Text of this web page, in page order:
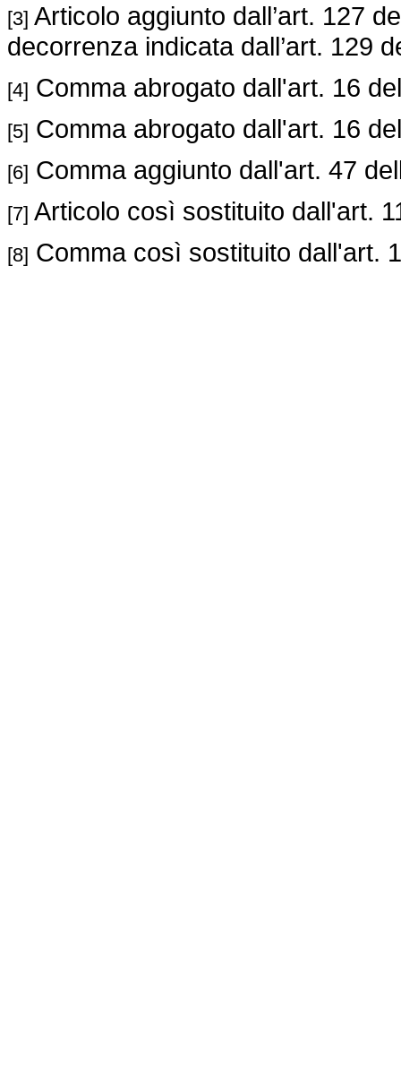
[3] Articolo aggiunto dall’art. 127
decorrenza indicata dall’art. 129
[4] Comma abrogato dall'art. 16
[5] Comma abrogato dall'art. 16
[6] Comma aggiunto dall'art. 47
[7] Articolo così sostituito dall'art.
[8] Comma così sostituito dall'art.